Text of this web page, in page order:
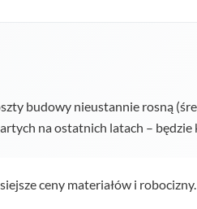
budowy nieustannie rosną
na ostatnich latach – będzie
ceny materiałów i